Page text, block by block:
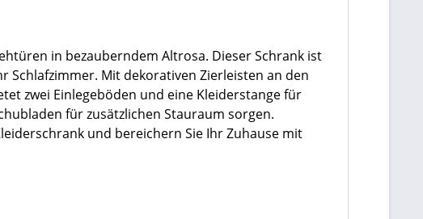
in bezauberndem Altrosa. Dieser Schrank ist
Mit dekorativen Zierleisten an den
zwei Einlegeböden und eine Kleiderstange für
für zusätzlichen Stauraum sorgen.
und bereichern Sie Ihr Zuhause mit